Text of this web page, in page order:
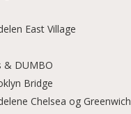
East Village
& DUMBO
Bridge
Chelsea og Greenwich